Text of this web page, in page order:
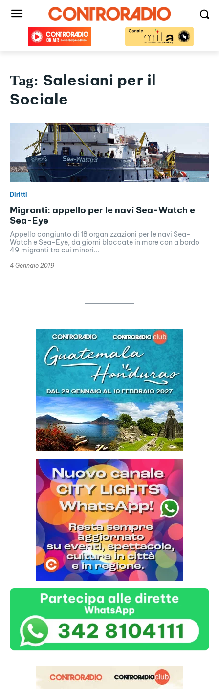
Tag: Salesiani per il
Sociale
Diritti
Migranti: appello per le navi Sea-Watch e
Sea-Eye
Appello congiunto di 18 organizzazioni per le navi Sea-
Watch e Sea-Eye, da giorni bloccate in mare con a bordo
49 migranti tra cui minori...
4 Gennaio 2019